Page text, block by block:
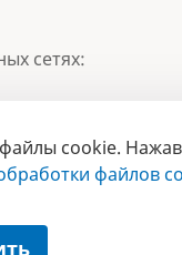
сетях:
2017 - 2019
cookie.
файлов